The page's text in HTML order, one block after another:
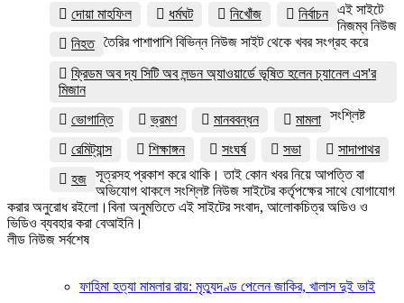
দোয়া মাহফিল
ধর্মঘট নিখোঁজ
নির্বাচন
নিহত
ফ্রিডম অব দ্য সিটি অব লন্ডন অ্যাওয়ার্ডে ভূষিত হলেন চ্যানেল এস'র
মিজান
ভোগান্তি
ভ্রমণ মানববন্ধন
মামলা
রেমিট্যান্স
শিক্ষাঙ্গন সংঘর্ষ সভা
সাদাপাথর
হজ
এই সাইটে
নিজম্ব নিউজ
তৈরির পাশাপাশি বিভিন্ন নিউজ সাইট থেকে খবর সংগ্রহ করে
সংশ্লিষ্ট
সূত্রসহ প্রকাশ করে থাকি। তাই কোন খবর নিয়ে আপত্তি বা
অভিযোগ থাকলে সংশ্লিষ্ট নিউজ সাইটের কর্তৃপক্ষের সাথে যোগাযোগ
করার অনুরোধ রইলো।বিনা অনুমতিতে এই সাইটের সংবাদ, আলোকচিত্র অডিও ও
ভিডিও ব্যবহার করা বেআইনি।
লীড নিউজ সর্বশেষ
ফাহিমা হত্যা মামলার রায়: মৃত্যুদণ্ড পেলেন জাকির, খালাস দুই ভাই